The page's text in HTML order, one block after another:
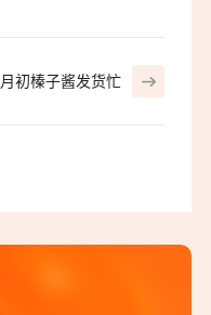
月初榛子酱发货忙